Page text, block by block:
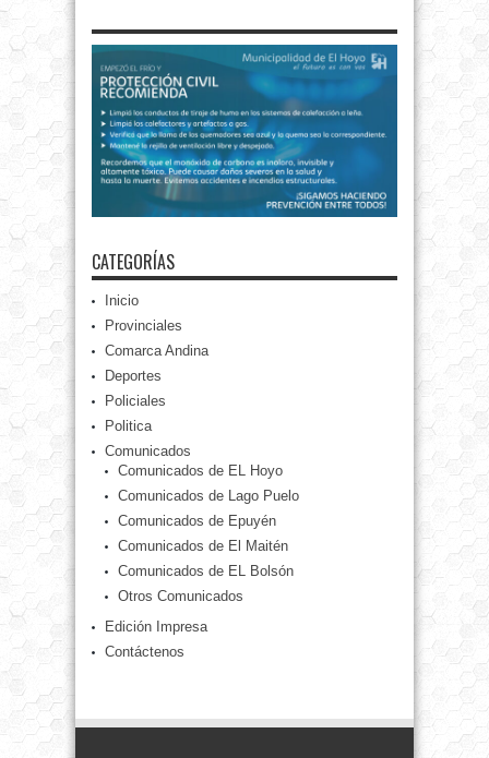
CATEGORÍAS
Inicio
Provinciales
Comarca Andina
Deportes
Policiales
Politica
Comunicados
Comunicados de EL Hoyo
Comunicados de Lago Puelo
Comunicados de Epuyén
Comunicados de El Maitén
Comunicados de EL Bolsón
Otros Comunicados
Edición Impresa
Contáctenos